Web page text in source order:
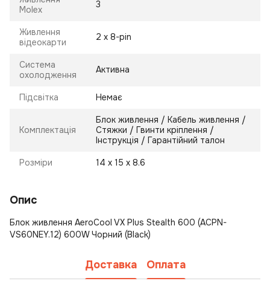
Molex
3
Живлення
відеокарти
2 х 8-pin
Система
охолодження
Активна
Підсвітка Немає
Комплектація
Блок живлення / Кабель живлення /
Стяжки / Гвинти кріплення /
Інструкція / Гарантійний талон
Розміри 14 х 15 х 8.6
Опис
Блок живлення AeroCool VX Plus Stealth 600 (ACPN-
VS60NEY.12) 600W Чорний (Black)
Доставка Оплата